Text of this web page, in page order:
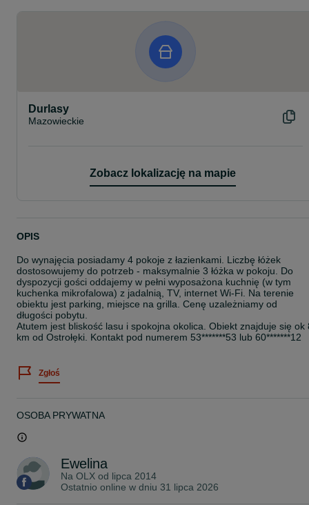
Durlasy
Mazowieckie
Zobacz lokalizację na mapie
OPIS
Do wynajęcia posiadamy 4 pokoje z łazienkami. Liczbę łóżek
dostosowujemy do potrzeb - maksymalnie 3 łóżka w pokoju. Do
dyspozycji gości oddajemy w pełni wyposażona kuchnię (w tym
kuchenka mikrofalowa) z jadalnią, TV, internet Wi-Fi. Na terenie
obiektu jest parking, miejsce na grilla. Cenę uzależniamy od
długości pobytu.
Atutem jest bliskość lasu i spokojna okolica. Obiekt znajduje się ok
km od Ostrołęki. Kontakt pod numerem 53*******53 lub 60*******12
Zgłoś
OSOBA PRYWATNA
Ewelina
Na OLX od lipca 2014
Ostatnio online w dniu 31 lipca 2026